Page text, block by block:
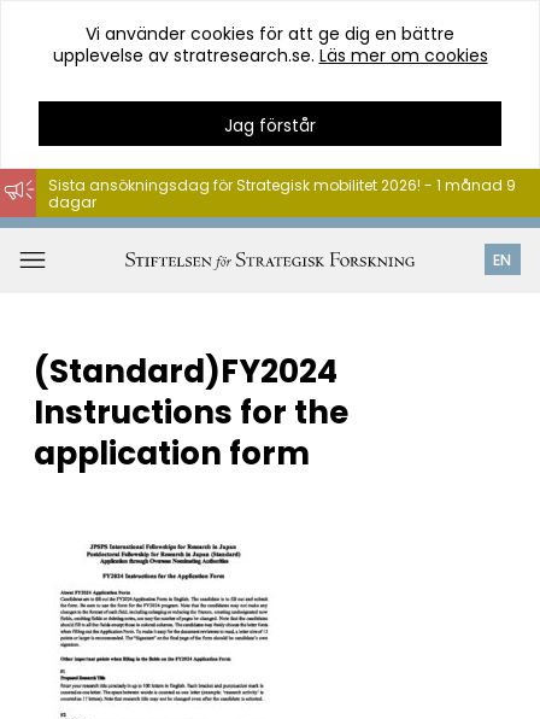
Hoppa
till
innehåll
Vi använder cookies för att ge dig en bättre
upplevelse av stratresearch.se. Läs mer om cookies
Jag förstår
EN
Sista ansökningsdag för Strategisk mobilitet 2026! - 1 månad 9
dagar
(Standard)FY2024
Instructions for the
application form